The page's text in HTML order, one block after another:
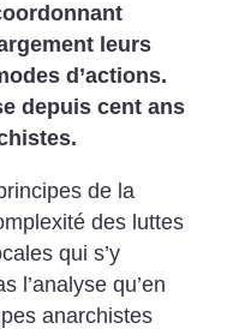
leurs
d’actions.
depuis cent ans
de la
des luttes
qui s’y
l’analyse qu’en
anarchistes